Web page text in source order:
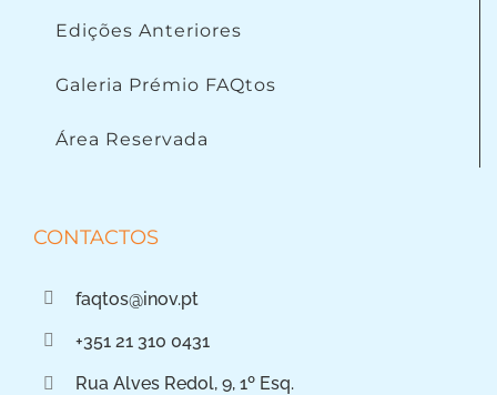
Edições Anteriores
Galeria Prémio FAQtos
Área Reservada
CONTACTOS
faqtos@inov.pt
+351 21 310 0431
Rua Alves Redol, 9, 1º Esq.